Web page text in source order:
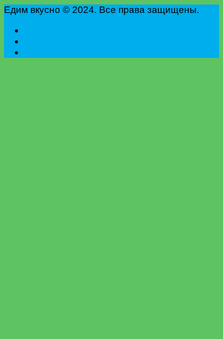
Едим вкусно © 2024. Все права защищены.